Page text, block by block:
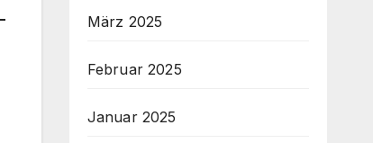
März 2025
Februar 2025
Januar 2025